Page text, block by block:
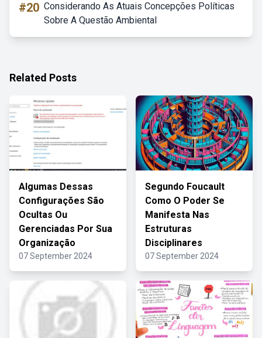
#20 Considerando As Atuais Concepções Políticas
Sobre A Questão Ambiental
Related Posts
Algumas Dessas
Configurações São
Ocultas Ou
Gerenciadas Por Sua
Organização
07 September 2024
Segundo Foucault
Como O Poder Se
Manifesta Nas
Estruturas
Disciplinares
07 September 2024